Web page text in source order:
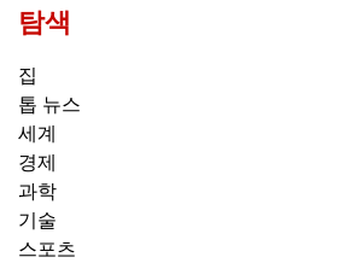
탐색
집
톱 뉴스
세계
경제
과학
기술
스포츠